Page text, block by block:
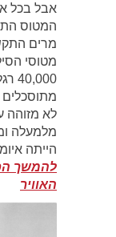
אבל בכל
המטוס
מרים
מטוסי
לא מזוהה
מלמעלה
הייתה
להמשך
האוויר